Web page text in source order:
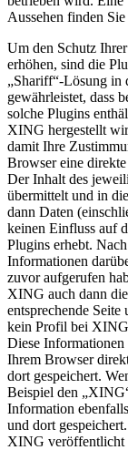
Aussehen finden Sie
Um den Schutz
erhöhen, sind die
„Shariff“-Lösung in
gewährleistet, dass
solche Plugins
XING hergestellt
damit Ihre
Browser eine
Der Inhalt des
übermittelt und in
dann Daten
keinen Einfluss auf
Plugins erhebt.
Informationen
zuvor aufgerufen
XING auch dann
entsprechende
kein Profil bei XING
Diese
Ihrem Browser
dort gespeichert.
Beispiel den
Information
und dort
XING veröffentlicht